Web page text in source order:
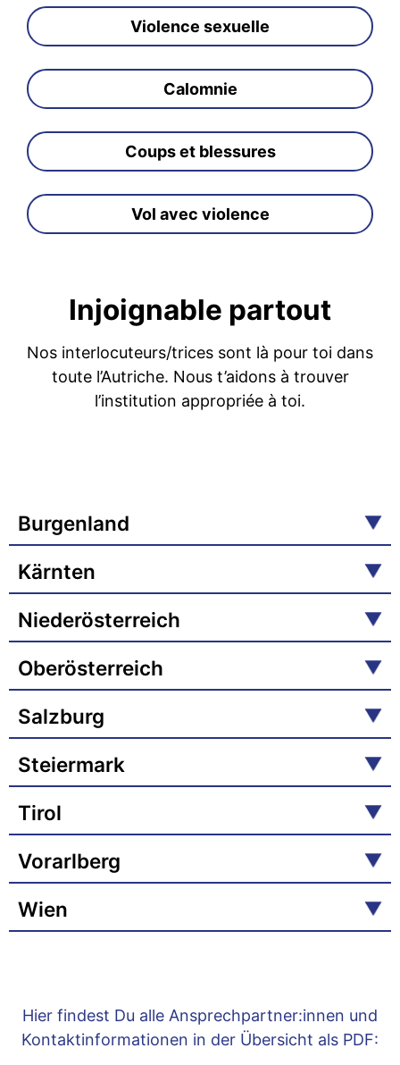
Violence sexuelle
Calomnie
Coups et blessures
Vol avec violence
Injoignable partout
Nos interlocuteurs/trices sont là pour toi dans
toute l’Autriche. Nous t’aidons à trouver
l’institution appropriée à toi.
Burgenland
Kärnten
Niederösterreich
Oberösterreich
Salzburg
Steiermark
Tirol
Vorarlberg
Wien
Hier findest Du alle Ansprechpartner:innen und
Kontaktinformationen in der Übersicht als PDF: